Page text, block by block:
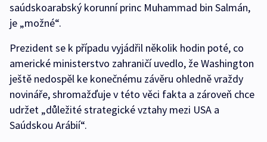
saúdskoarabský korunní princ Muhammad bin Salmán,
je „možné“.
Prezident se k případu vyjádřil několik hodin poté, co
americké ministerstvo zahraničí uvedlo, že Washington
ještě nedospěl ke konečnému závěru ohledně vraždy
novináře, shromažďuje v této věci fakta a zároveň chce
udržet „důležité strategické vztahy mezi USA a
Saúdskou Arábií“.